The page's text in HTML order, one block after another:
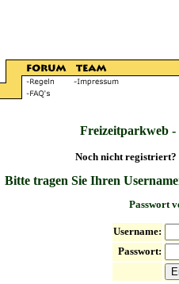
Freizeitparkweb
Noch nicht registriert?
Bitte tragen Sie Ihren
Passwort
Username:
Passwort: